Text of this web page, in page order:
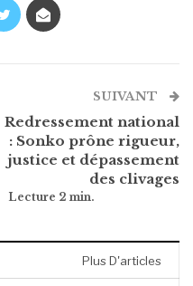
SUIVANT
Redressement national
: Sonko prône rigueur,
justice et dépassement
des clivages
Plus D'articles